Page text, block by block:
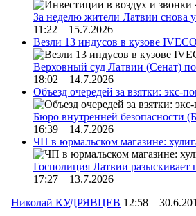
За неделю жители Латвии снова
11:22 15.7.2026
Везли 13 индусов в кузове
Верховный суд Латвии (Сенат)
18:02 14.7.2026
Объезд очередей за взятки: экс-
Бюро внутренней безопасности
16:39 14.7.2026
ЧП в юрмальском магазине:
Госполиция Латвии
17:27 13.7.2026
Николай КУДРЯВЦЕВ 12:58